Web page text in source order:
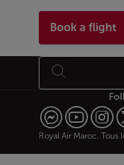
الدخول | انضم)
Book a flight